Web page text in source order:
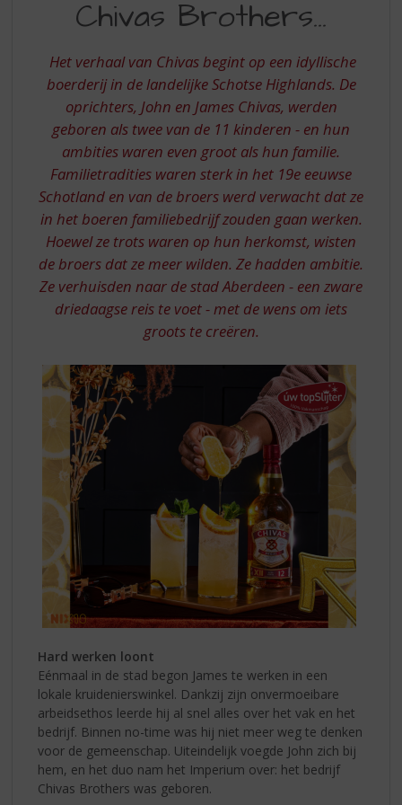
VAN
CHIVAS
BROTHERS
Chivas Brothers...
Het verhaal van Chivas begint op een idyllische
boerderij in de landelijke Schotse Highlands. De
oprichters, John en James Chivas, werden
geboren als twee van de 11 kinderen - en hun
ambities waren even groot als hun familie.
Familietradities waren sterk in het 19e eeuwse
Schotland en van de broers werd verwacht dat ze
in het boeren familiebedrijf zouden gaan werken.
Hoewel ze trots waren op hun herkomst, wisten
de broers dat ze meer wilden. Ze hadden ambitie.
Ze verhuisden naar de stad Aberdeen - een zware
driedaagse reis te voet - met de wens om iets
groots te creëren.
Hard werken loont
Eénmaal in de stad begon James te werken in een
lokale kruidenierswinkel. Dankzij zijn onvermoeibare
arbeidsethos leerde hij al snel alles over het vak en het
bedrijf. Binnen no-time was hij niet meer weg te denken
voor de gemeenschap. Uiteindelijk voegde John zich bij
hem, en het duo nam het Imperium over: het bedrijf
Chivas Brothers was geboren.